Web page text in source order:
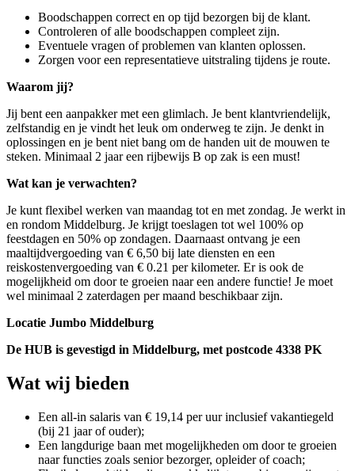
Boodschappen correct en op tijd bezorgen bij de klant.
Controleren of alle boodschappen compleet zijn.
Eventuele vragen of problemen van klanten oplossen.
Zorgen voor een representatieve uitstraling tijdens je route.
Waarom jij?
Jij bent een aanpakker met een glimlach. Je bent klantvriendelijk,
zelfstandig en je vindt het leuk om onderweg te zijn. Je denkt in
oplossingen en je bent niet bang om de handen uit de mouwen te
steken. Minimaal 2 jaar een rijbewijs B op zak is een must!
Wat kan je verwachten?
Je kunt flexibel werken van maandag tot en met zondag. Je werkt in
en rondom Middelburg. Je krijgt toeslagen tot wel 100% op
feestdagen en 50% op zondagen. Daarnaast ontvang je een
maaltijdvergoeding van € 6,50 bij late diensten en een
reiskostenvergoeding van € 0.21 per kilometer. Er is ook de
mogelijkheid om door te groeien naar een andere functie! Je moet
wel minimaal 2 zaterdagen per maand beschikbaar zijn.
Locatie Jumbo Middelburg
De HUB is gevestigd in Middelburg, met postcode 4338 PK
Wat wij bieden
Een all-in salaris van € 19,14 per uur inclusief vakantiegeld
(bij 21 jaar of ouder);
Een langdurige baan met mogelijkheden om door te groeien
naar functies zoals senior bezorger, opleider of coach;